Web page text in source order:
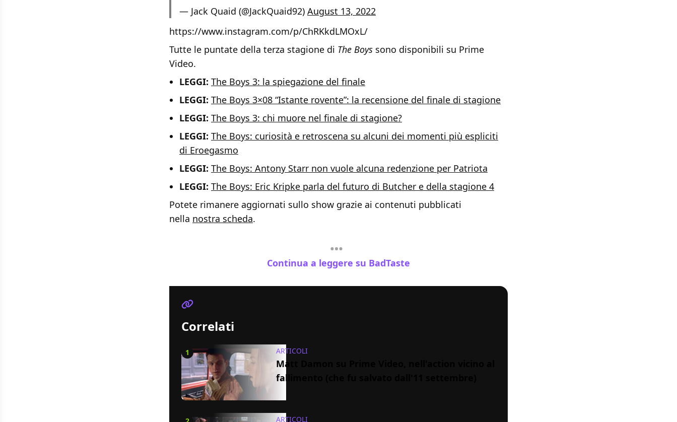
— Jack Quaid (@JackQuaid92) August 13, 2022
https://www.instagram.com/p/ChRKkdLMOxL/
Tutte le puntate della terza stagione di The Boys sono disponibili su Prime
Video.
LEGGI: The Boys 3: la spiegazione del finale
LEGGI: The Boys 3×08 “Istante rovente”: la recensione del finale di stagione
LEGGI: The Boys 3: chi muore nel finale di stagione?
LEGGI: The Boys: curiosità e retroscena su alcuni dei momenti più espliciti
di Eroegasmo
LEGGI: The Boys: Antony Starr non vuole alcuna redenzione per Patriota
LEGGI: The Boys: Eric Kripke parla del futuro di Butcher e della stagione 4
Potete rimanere aggiornati sullo show grazie ai contenuti pubblicati
nella nostra scheda.
Continua a leggere su BadTaste
Correlati
1 ARTICOLI
Matt Damon su Prime Video, nell'action vicino al
fallimento (che fu salvato dall'11 settembre)
ARTICOLI